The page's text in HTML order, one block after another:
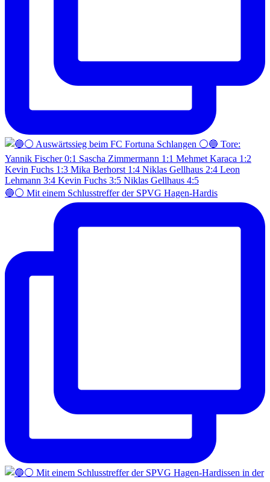
🔵⚪️ Mit einem Schlusstreffer der SPVG Hagen-Hardis